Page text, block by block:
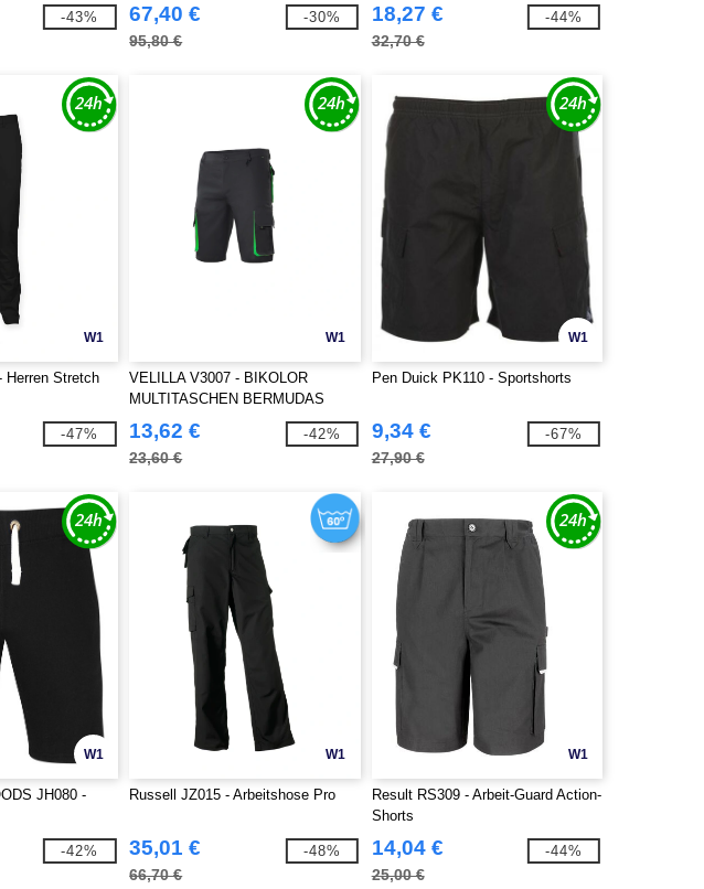
-43% 67,40 €
95,80 €
-30% 18,27 €
32,70 €
-44%
W1
Herren Stretch
-47%
W1
VELILLA V3007 - BIKOLOR
MULTITASCHEN BERMUDAS
13,62 €
23,60 €
-42%
W1
Pen Duick PK110 - Sportshorts
9,34 €
27,90 €
-67%
W1
JH080 -
-42%
W1
Russell JZ015 - Arbeitshose Pro
35,01 €
66,70 €
-48%
W1
Result RS309 - Arbeit-Guard Action-
Shorts
14,04 €
25,00 €
-44%